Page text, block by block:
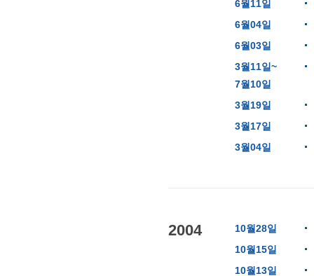
6월11일
6월04일
6월03일
3월11일~
7월10일
3월19일
3월17일
3월04일
2004
10월28일
10월15일
10월13일